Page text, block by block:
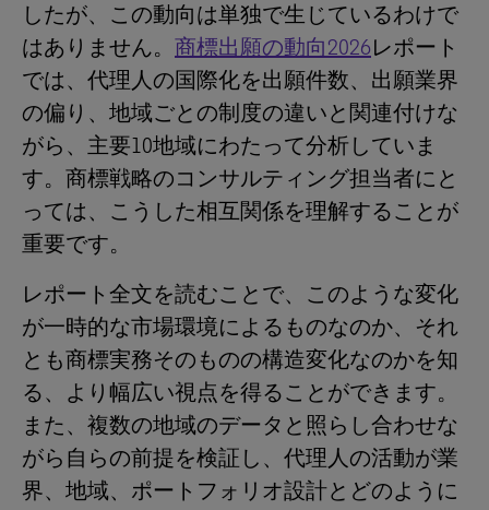
したが、この動向は単独で生じているわけで
はありません。 商標出願の動向2026レポート
では、代理人の国際化を出願件数、出願業界
の偏り、地域ごとの制度の違いと関連付けな
がら、主要10地域にわたって分析していま
す。商標戦略のコンサルティング担当者にと
っては、こうした相互関係を理解することが
重要です。
レポート全文を読むことで、このような変化
が一時的な市場環境によるものなのか、それ
とも商標実務そのものの構造変化なのかを知
る、より幅広い視点を得ることができます。
また、複数の地域のデータと照らし合わせな
がら自らの前提を検証し、代理人の活動が業
界、地域、ポートフォリオ設計とどのように